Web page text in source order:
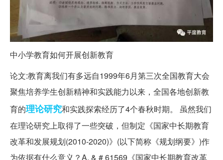
中小学教育如何开展创新教育
论文:教育离我们有多远自1999年6月第三次全国教育大会
聚焦培养学生创新精神和实践能力以来，全国各地创新教
育的理论研究和实践探索经历了4个春秋时期。 虽然我们
在理论研究上取得了一些突破，但制定《国家中长期教育
改革和发展规划(2010-2020)》(以下简称《规划纲要》)作
为依据有什么意义？A. & # 61569《国家中长期教育改革